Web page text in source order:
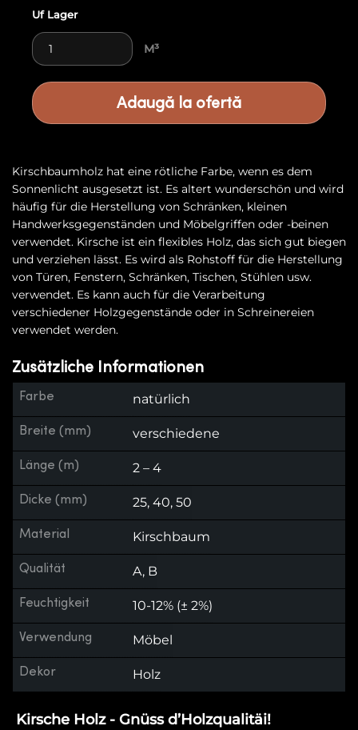
Uf Lager
Kirsche Holz quantity
M³
Adaugă la ofertă
Kirschbaumholz hat eine rötliche Farbe, wenn es dem
Sonnenlicht ausgesetzt ist. Es altert wunderschön und wird
häufig für die Herstellung von Schränken, kleinen
Handwerksgegenständen und Möbelgriffen oder -beinen
verwendet. Kirsche ist ein flexibles Holz, das sich gut biegen
und verziehen lässt. Es wird als Rohstoff für die Herstellung
von Türen, Fenstern, Schränken, Tischen, Stühlen usw.
verwendet. Es kann auch für die Verarbeitung
verschiedener Holzgegenstände oder in Schreinereien
verwendet werden.
Zusätzliche Informationen
Farbe natürlich
Breite (mm) verschiedene
Länge (m) 2 – 4
Dicke (mm) 25, 40, 50
Material Kirschbaum
Qualität A, B
Feuchtigkeit 10-12% (± 2%)
Verwendung Möbel
Dekor Holz
Kirsche Holz - Gnüss d’Holzqualitäi!